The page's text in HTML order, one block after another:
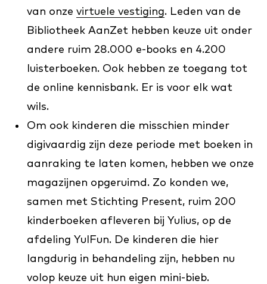
van onze virtuele vestiging. Leden van de
Bibliotheek AanZet hebben keuze uit onder
andere ruim 28.000 e-books en 4.200
luisterboeken. Ook hebben ze toegang tot
de online kennisbank. Er is voor elk wat
wils.
Om ook kinderen die misschien minder
digivaardig zijn deze periode met boeken in
aanraking te laten komen, hebben we onze
magazijnen opgeruimd. Zo konden we,
samen met Stichting Present, ruim 200
kinderboeken afleveren bij Yulius, op de
afdeling YulFun. De kinderen die hier
langdurig in behandeling zijn, hebben nu
volop keuze uit hun eigen mini-bieb.